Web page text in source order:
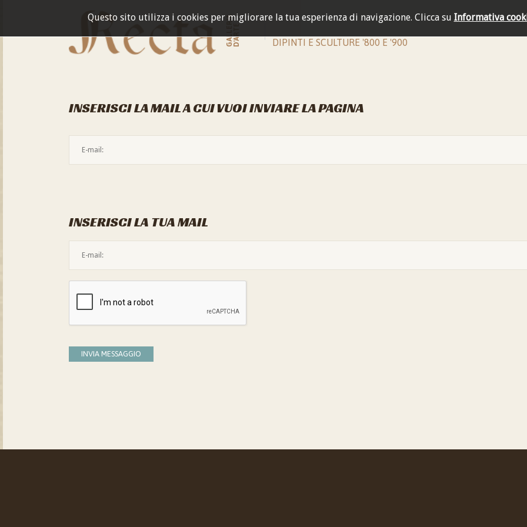
Questo sito utilizza i cookies per migliorare la tua esperienza di navigazione. Clicca su Informativa
GALLERIAD'ARTE DIPINTI E SCULTURE '800 E '900
INSERISCI LA MAIL A CUI VUOI INVIARE LA PAGINA
INSERISCI LA TUA MAIL
INVIA MESSAGGIO